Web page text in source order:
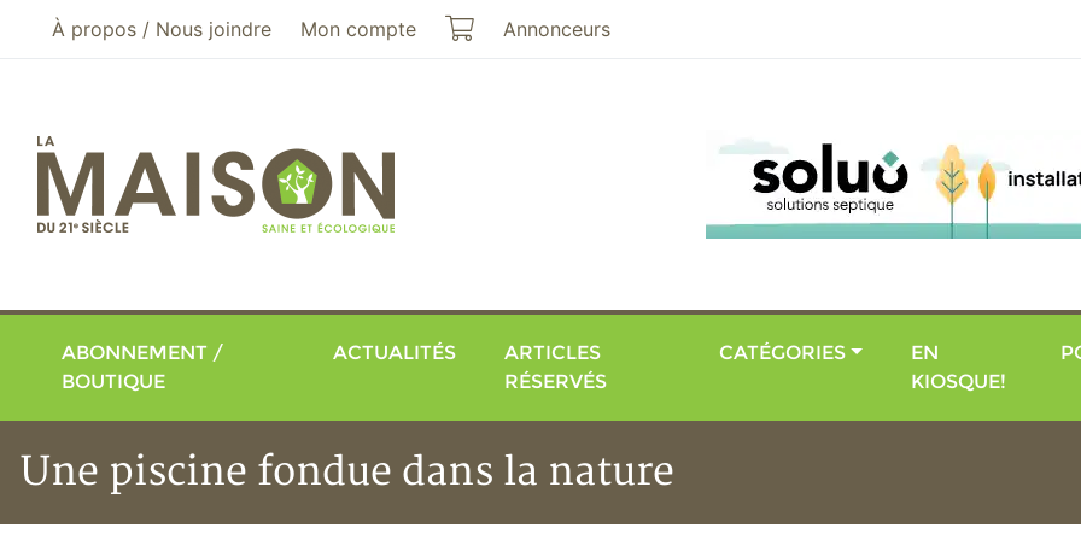
Aller au menu principal
Aller au contenu principal
À propos / Nous joindre Mon compte Mon panier
Annonceurs
ABONNEMENT /
BOUTIQUE
ACTUALITÉS
ARTICLES
RÉSERVÉS
CATÉGORIES
EN
KIOSQUE!
Une piscine fondue dans la nature